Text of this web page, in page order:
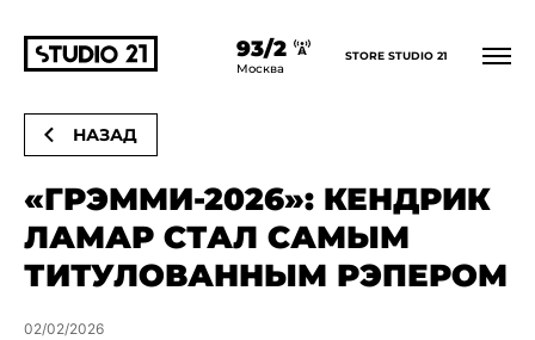
93/2
Москва
STORE STUDIO 21
ГлавнаяНовости «Грэмми-2026»: Кендрик Ламар стал самым
НАЗАД
«ГРЭММИ-2026»: КЕНДРИК
ЛАМАР СТАЛ САМЫМ
ТИТУЛОВАННЫМ РЭПЕРОМ
02/02/2026